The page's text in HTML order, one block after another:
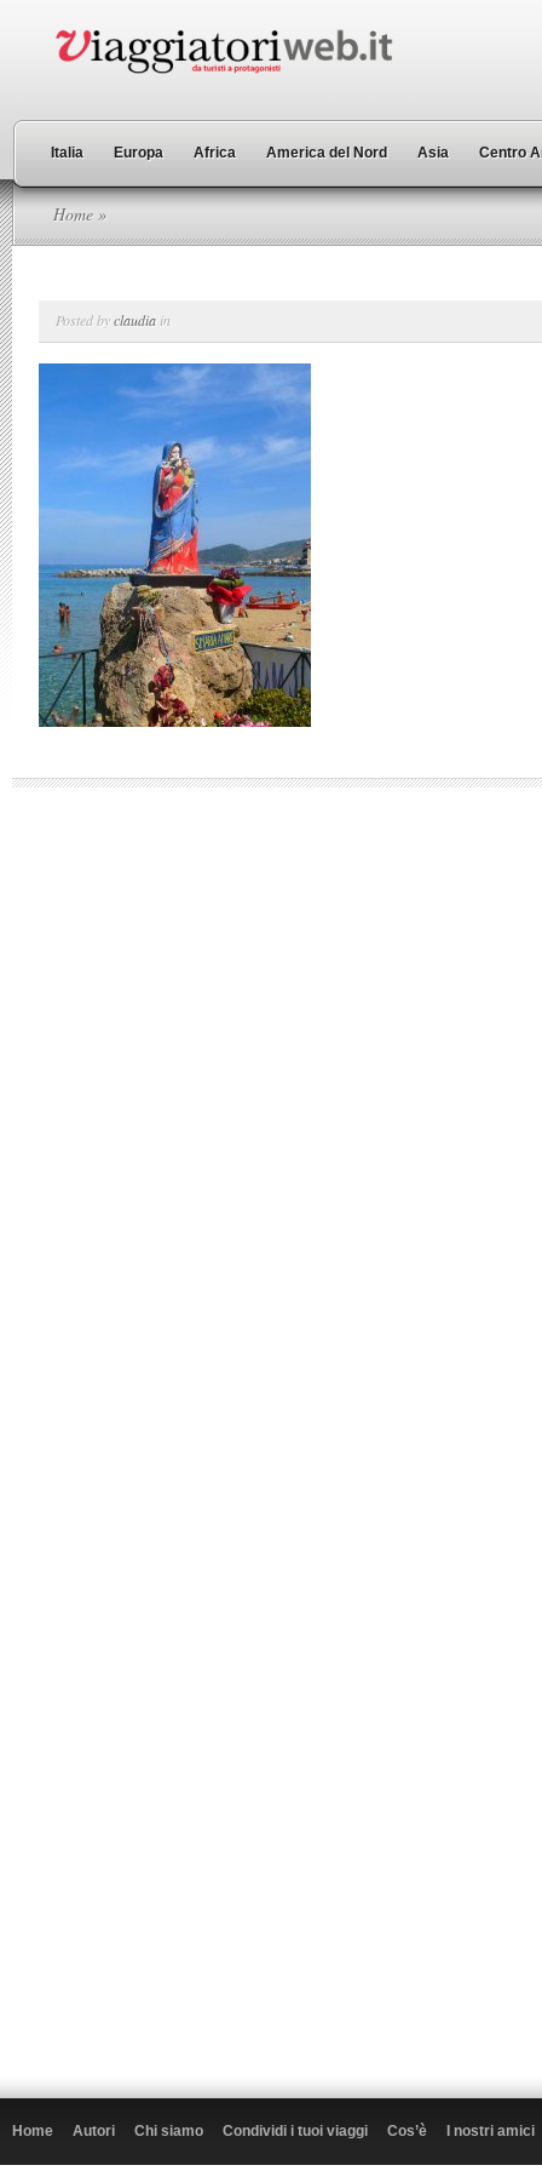
Italia Europa Africa America del Nord Asia Centro
Home »
Posted byclaudia in
Home Autori Chi siamo Condividi i tuoi viaggi Cos’è I nostri amici